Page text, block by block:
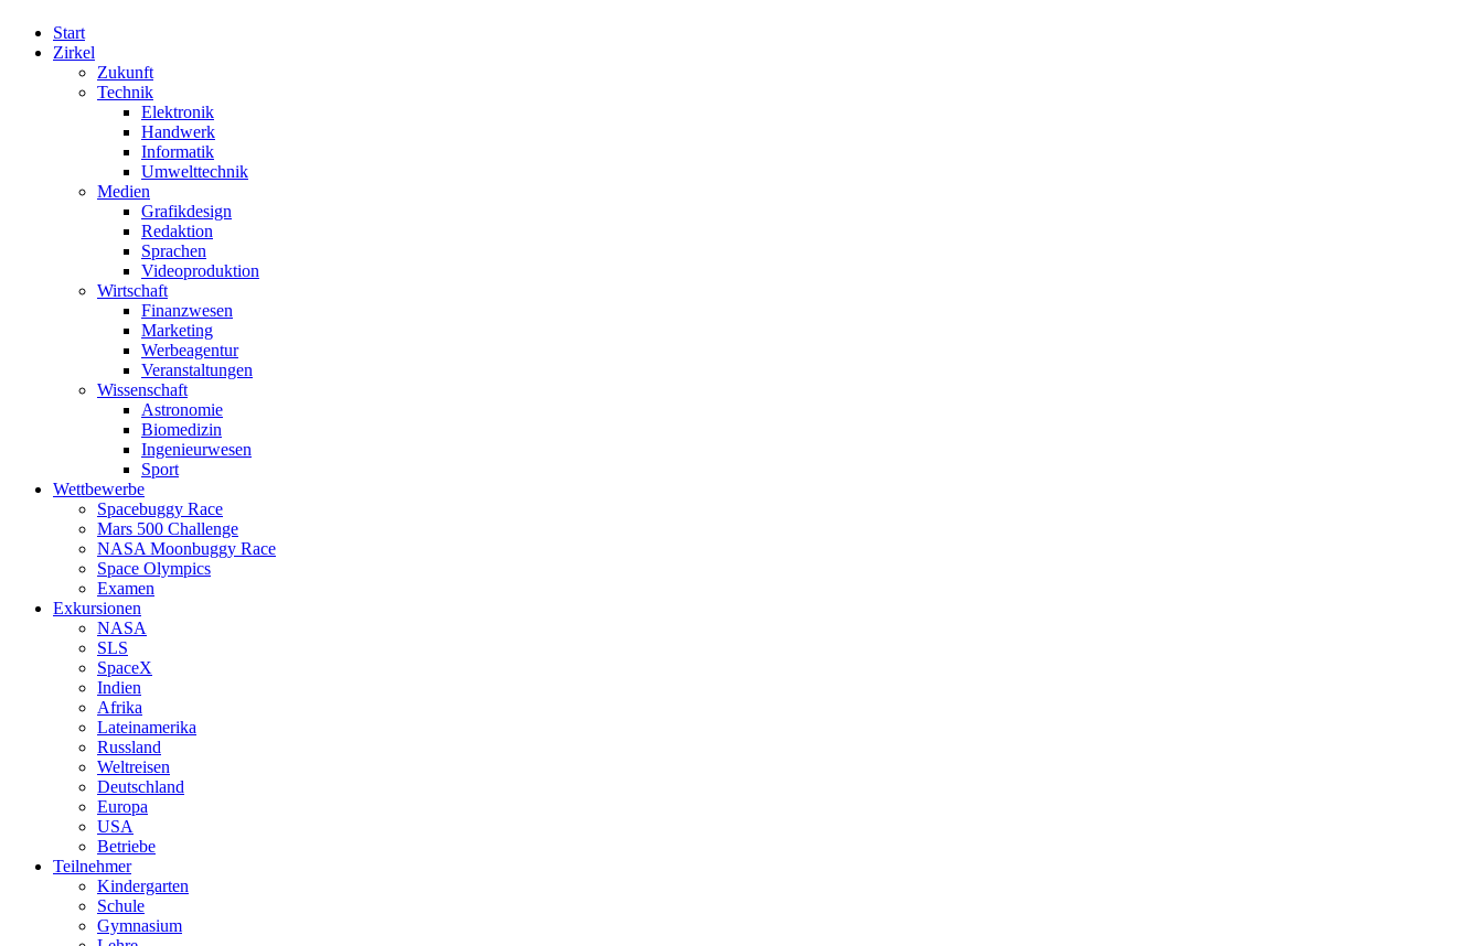
Start
Zirkel
Zukunft
Technik
Elektronik
Handwerk
Informatik
Umwelttechnik
Medien
Grafikdesign
Redaktion
Sprachen
Videoproduktion
Wirtschaft
Finanzwesen
Marketing
Werbeagentur
Veranstaltungen
Wissenschaft
Astronomie
Biomedizin
Ingenieurwesen
Sport
Wettbewerbe
Spacebuggy Race
Mars 500 Challenge
NASA Moonbuggy Race
Space Olympics
Examen
Exkursionen
NASA
SLS
SpaceX
Indien
Afrika
Lateinamerika
Russland
Weltreisen
Deutschland
Europa
USA
Betriebe
Teilnehmer
Kindergarten
Schule
Gymnasium